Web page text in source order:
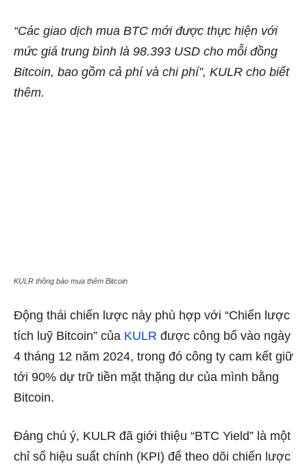
“Các giao dịch mua BTC mới được thực hiện với
mức giá trung bình là 98.393 USD cho mỗi đồng
Bitcoin, bao gồm cả phí và chi phí”, KULR cho biết
thêm.
KULR thông báo mua thêm Bitcoin
Động thái chiến lược này phù hợp với “Chiến lược
tích luỹ Bitcoin” của KULR được công bố vào ngày
4 tháng 12 năm 2024, trong đó công ty cam kết giữ
tới 90% dự trữ tiền mặt thặng dư của mình bằng
Bitcoin.
Đáng chú ý, KULR đã giới thiệu “BTC Yield” là một
chỉ số hiệu suất chính (KPI) để theo dõi chiến lược